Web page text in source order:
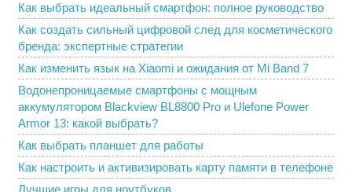
Как выбрать идеальный смартфон: полное руководство
Как создать сильный цифровой след для косметического
бренда: экспертные стратегии
Как изменить язык на Xiaomi и ожидания от Mi Band 7
Водонепроницаемые смартфоны с мощным
аккумулятором Blackview BL8800 Pro и Ulefone Power
Armor 13: какой выбрать?
Как выбрать планшет для работы
Как настроить и активизировать карту памяти в телефоне
Лучшие игры для ноутбуков